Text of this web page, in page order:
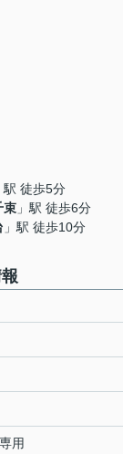
駅 徒歩5分
束 」駅 徒歩6分
」駅 徒歩10分
用